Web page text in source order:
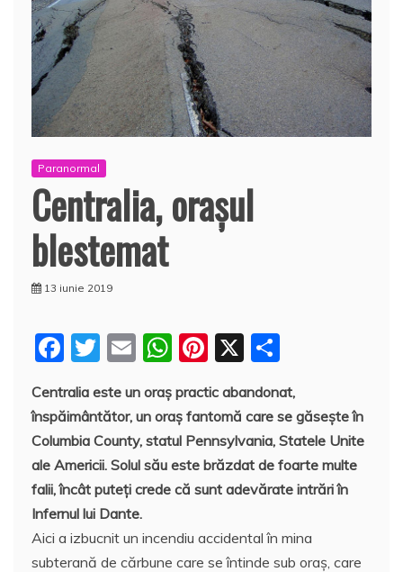
Paranormal
Centralia, oraşul
blestemat
13 iunie 2019
F
c
e
b
o
o
k
T
itt
er
E
ai
l
W
at
s
A
p
Pi
er
e
st
X
rt
aj
e
a
ă
Centralia este un oraș practic abandonat,
înspăimântător, un oraş fantomă care se găseşte în
Columbia County, statul Pennsylvania, Statele Unite
ale Americii. Solul său este brăzdat de foarte multe
falii, încât puteţi crede că sunt adevărate intrări în
Infernul lui Dante.
Aici a izbucnit un incendiu accidental în mina
subterană de cărbune care se întinde sub oraş, care